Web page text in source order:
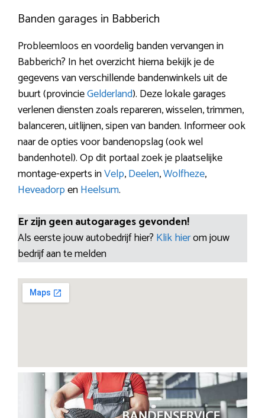
Banden garages in Babberich
Probleemloos en voordelig banden vervangen in
Babberich? In het overzicht hierna bekijk je de
gegevens van verschillende bandenwinkels uit de
buurt (provincieGelderland). Deze lokale garages
verlenen diensten zoals repareren, wisselen, trimmen,
balanceren, uitlijnen, sipen van banden. Informeer ook
naar de opties voor bandenopslag (ook wel
bandenhotel). Op dit portaal zoek je plaatselijke
montage-experts inVelp,Deelen,Wolfheze,
HeveadorpenHeelsum.
Er zijn geen autogarages gevonden!
Als eerste jouw autobedrijf hier? Klik hierom jouw
bedrijf aan te melden